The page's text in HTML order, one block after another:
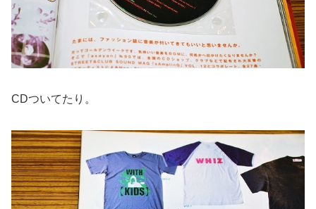
CDついてたり。